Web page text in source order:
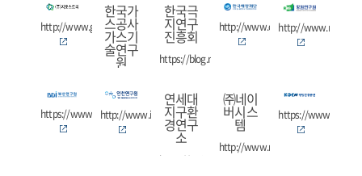
http://www.geostory.co.kr
한국가
스공사
가스기
술연구
원
한국극
지연구
진흥회
https://blog.naver.com/polestory
http://www.ocean.or.krhttp://www.rig.re.kr
https://www.bdi.re.krhttp://www.ii.re.kr
연세대
지구환
경연구
소
https://nsri.yonsei.ac.kr/nslab/
㈜네이
버시스
템
http://www.neighbor21.co.kr
https://